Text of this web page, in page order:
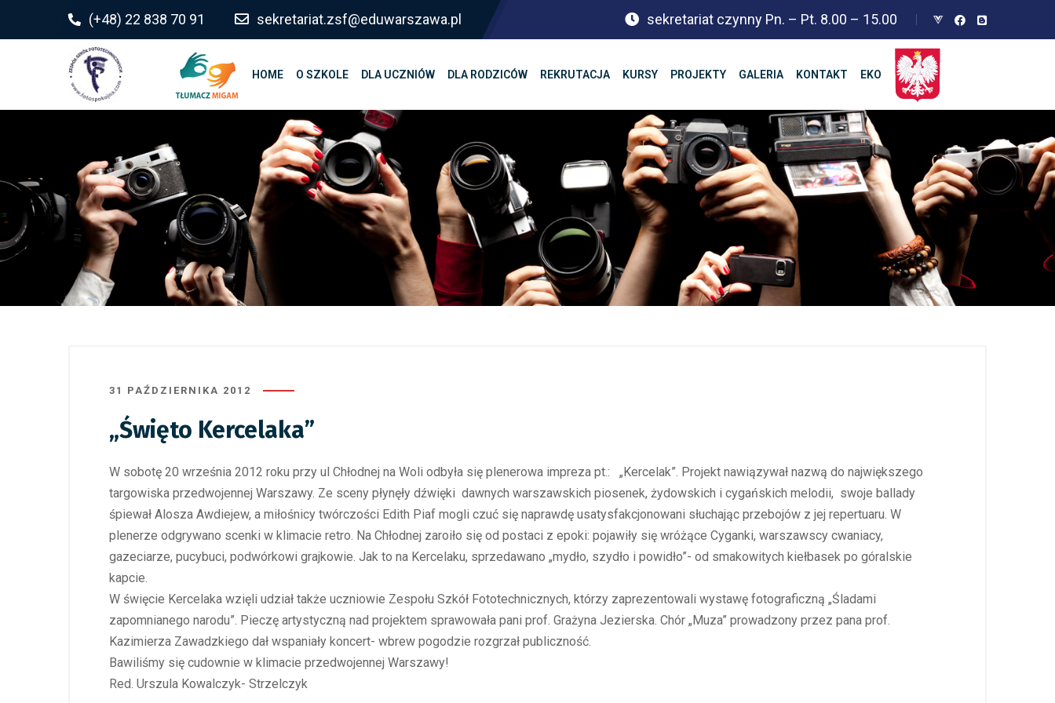
(+48) 22 838 70 91 sekretariat.zsf@eduwarszawa.pl sekretariat czynny Pn. – Pt. 8.00 – 15.00
HOME O SZKOLE DLA UCZNIÓW DLA RODZICÓW REKRUTACJA KURSY PROJEKTY GALERIA KONTAKT EKO
31 PAŹDZIERNIKA 2012
„Święto Kercelaka”
W sobotę 20 września 2012 roku przy ul Chłodnej na Woli odbyła się plenerowa impreza pt.: „Kercelak”. Projekt nawiązywał nazwą do największego
targowiska przedwojennej Warszawy. Ze sceny płynęły dźwięki dawnych warszawskich piosenek, żydowskich i cygańskich melodii, swoje ballady
śpiewał Alosza Awdiejew, a miłośnicy twórczości Edith Piaf mogli czuć się naprawdę usatysfakcjonowani słuchając przebojów z jej repertuaru. W
plenerze odgrywano scenki w klimacie retro. Na Chłodnej zaroiło się od postaci z epoki: pojawiły się wróżące Cyganki, warszawscy cwaniacy,
gazeciarze, pucybuci, podwórkowi grajkowie. Jak to na Kercelaku, sprzedawano „mydło, szydło i powidło”- od smakowitych kiełbasek po góralskie
kapcie.
W święcie Kercelaka wzięli udział także uczniowie Zespołu Szkół Fototechnicznych, którzy zaprezentowali wystawę fotograficzną „Śladami
zapomnianego narodu”. Pieczę artystyczną nad projektem sprawowała pani prof. Grażyna Jezierska. Chór „Muza” prowadzony przez pana prof.
Kazimierza Zawadzkiego dał wspaniały koncert- wbrew pogodzie rozgrzał publiczność.
Bawiliśmy się cudownie w klimacie przedwojennej Warszawy!
Red. Urszula Kowalczyk- Strzelczyk